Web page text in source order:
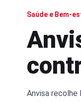
Saúde e Bem-
Anvisa recolhe